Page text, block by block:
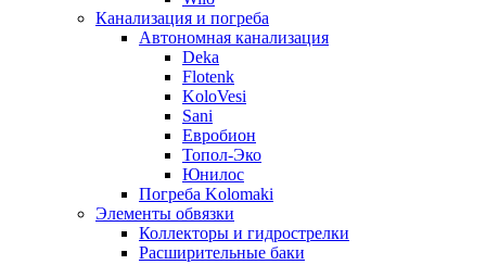
Канализация и погреба
Автономная канализация
Deka
Flotenk
KoloVesi
Sani
Евробион
Топол-Эко
Юнилос
Погреба Kolomaki
Элементы обвязки
Коллекторы и гидрострелки
Расширительные баки